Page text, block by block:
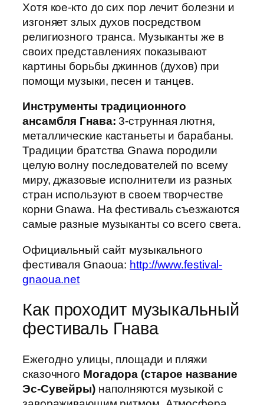
Хотя кое-кто до сих пор лечит болезни и
изгоняет злых духов посредством
религиозного транса. Музыканты же в
своих представлениях показывают
картины борьбы джиннов (духов) при
помощи музыки, песен и танцев.
Инструменты традиционного
ансамбля Гнава: 3-струнная лютня,
металлические кастаньеты и барабаны.
Традиции братства Gnawa породили
целую волну последователей по всему
миру, джазовые исполнители из разных
стран используют в своем творчестве
корни Gnawa. На фестиваль съезжаются
самые разные музыканты со всего света.
Официальный сайт музыкального
фестиваля Gnaoua: http://www.festival-
gnaoua.net
Как проходит музыкальный
фестиваль Гнава
Ежегодно улицы, площади и пляжи
сказочного Могадора (старое название
Эс-Сувейры)наполняются музыкой с